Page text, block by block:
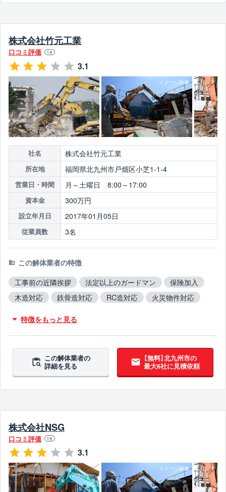
株式会社竹元工業
口コミ評価 1 件
3.1
社名 株式会社竹元工業
所在地 福岡県北九州市戸畑区小芝1-1-4
営業日・時間 月～土曜日 8:00～17:00
資本金 300万円
設立年月日 2017年01月05日
従業員数 3名
この解体業者の特徴
工事前の近隣挨拶
法定以上のガードマン
保険加入
木造対応
鉄骨造対応 RC造対応
火災物件対応
特徴をもっと見る
この解体業者の
詳細を見る
【無料】北九州市の
最大6社に見積依頼
株式会社NSG
口コミ評価 1 件
3.1